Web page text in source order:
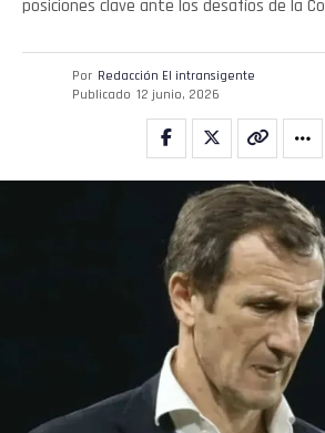
posiciones clave ante los desafíos de la
Por Redacción El intransigente
Publicado 12 junio, 2026